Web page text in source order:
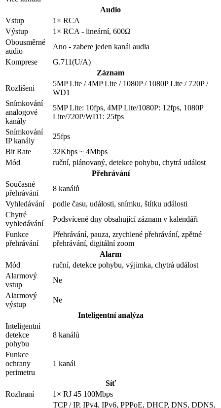
Audio
Vstup
1× RCA
Výstup
1× RCA - lineární, 600Ω
Obousměrné
audio
Ano - zabere jeden kanál audia
Komprese
G.711(U/A)
Záznam
Rozlišení
5MP Lite / 4MP Lite / 1080P / 1080P Lite / 720P /
WD1
Snímkování
analogové
kanály
5MP Lite: 10fps, 4MP Lite/1080P: 12fps, 1080P
Lite/720P/WD1: 25fps
Snímkování
IP kanály
25fps
Bit Rate
32Kbps ~ 4Mbps
Mód
ruční, plánovaný, detekce pohybu, chytrá událost
Přehrávání
Současné
přehrávání
8 kanálů
Vyhledávání
podle času, události, snímku, štítku události
Chytré
vyhledávání
Podsvícené dny obsahující záznam v kalendáři
Funkce
přehrávání
Přehrávání, pauza, zrychlené přehrávání, zpětné
přehrávání, digitální zoom
Alarm
Mód
ruční, detekce pohybu, výjimka, chytrá událost
Alarmový
vstup
Ne
Alarmový
výstup
Ne
Inteligentní analýza
Inteligentní
detekce
pohybu
8 kanálů
Funkce
ochrany
perimetru
1 kanál
Síť
Rozhraní
1× RJ 45 100Mbps
TCP / IP, IPv4, IPv6, PPPoE, DHCP, DNS, DDNS,